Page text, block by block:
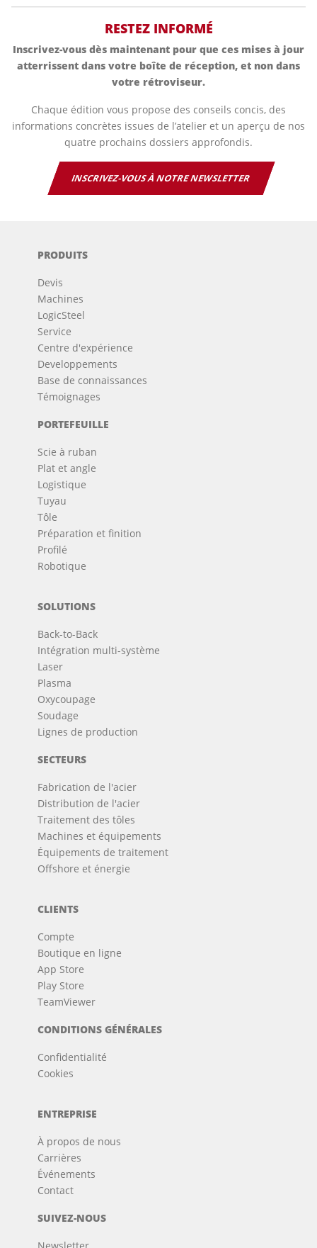
RESTEZ INFORMÉ
Inscrivez-vous dès maintenant pour que ces mises à jour
atterrissent dans votre boîte de réception, et non dans
votre rétroviseur.
Chaque édition vous propose des conseils concis, des
informations concrètes issues de l’atelier et un aperçu de nos
quatre prochains dossiers approfondis.
INSCRIVEZ-VOUS À NOTRE NEWSLETTER
PRODUITS
Devis
Machines
LogicSteel
Service
Centre d'expérience
Developpements
Base de connaissances
Témoignages
PORTEFEUILLE
Scie à ruban
Plat et angle
Logistique
Tuyau
Tôle
Préparation et finition
Profilé
Robotique
SOLUTIONS
Back-to-Back
Intégration multi-système
Laser
Plasma
Oxycoupage
Soudage
Lignes de production
SECTEURS
Fabrication de l'acier
Distribution de l'acier
Traitement des tôles
Machines et équipements
Équipements de traitement
Offshore et énergie
CLIENTS
Compte
Boutique en ligne
App Store
Play Store
TeamViewer
CONDITIONS GÉNÉRALES
Confidentialité
Cookies
ENTREPRISE
À propos de nous
Carrières
Événements
Contact
SUIVEZ-NOUS